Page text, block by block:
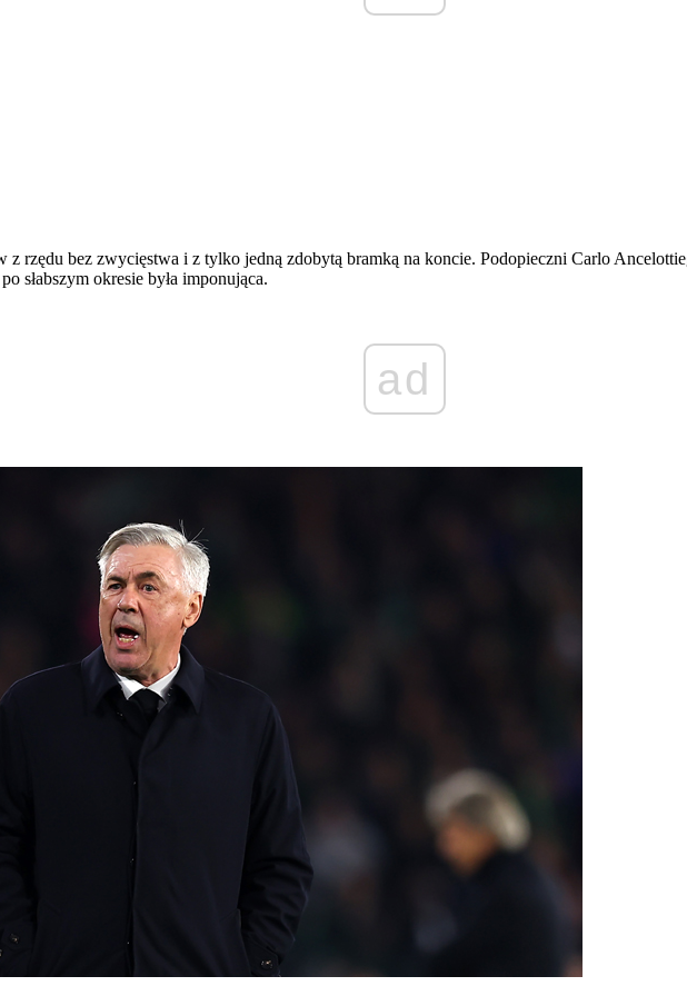
z rzędu bez zwycięstwa i z tylko jedną zdobytą bramką na koncie. Podopieczni Carlo
słabszym okresie była imponująca.
ad